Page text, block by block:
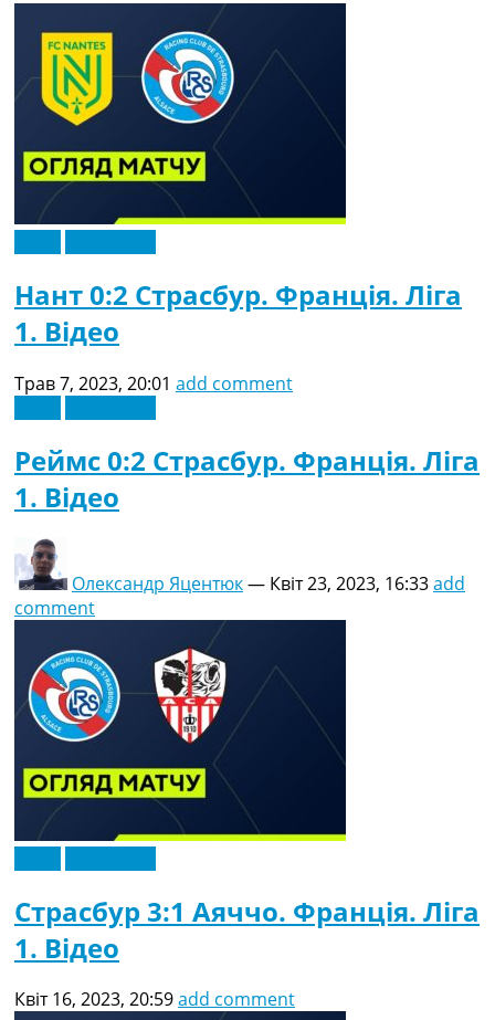
Нант 0:2 Страсбур. Франція. Ліга
1. Відео
Трав 7, 2023, 20:01 add comment
Реймс 0:2 Страсбур. Франція. Ліга
1. Відео
Олександр Яцентюк— Квіт 23, 2023, 16:33add
comment
Страсбур 3:1 Аяччо. Франція. Ліга
1. Відео
Квіт 16, 2023, 20:59add comment